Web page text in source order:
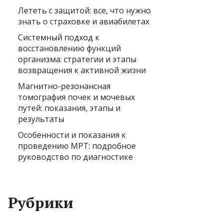
Лететь с защитой: все, что нужно
знать о страховке и авиабилетах
Системный подход к
восстановлению функций
организма: стратегии и этапы
возвращения к активной жизни
Магнитно-резонансная
томография почек и мочевых
путей: показания, этапы и
результаты
Особенности и показания к
проведению МРТ: подробное
руководство по диагностике
Рубрики